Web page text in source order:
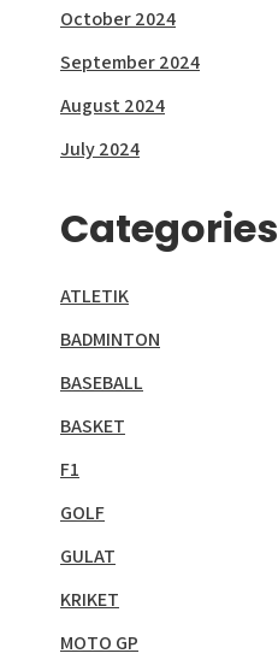
October 2024
September 2024
August 2024
July 2024
Categories
ATLETIK
BADMINTON
BASEBALL
BASKET
F1
GOLF
GULAT
KRIKET
MOTO GP